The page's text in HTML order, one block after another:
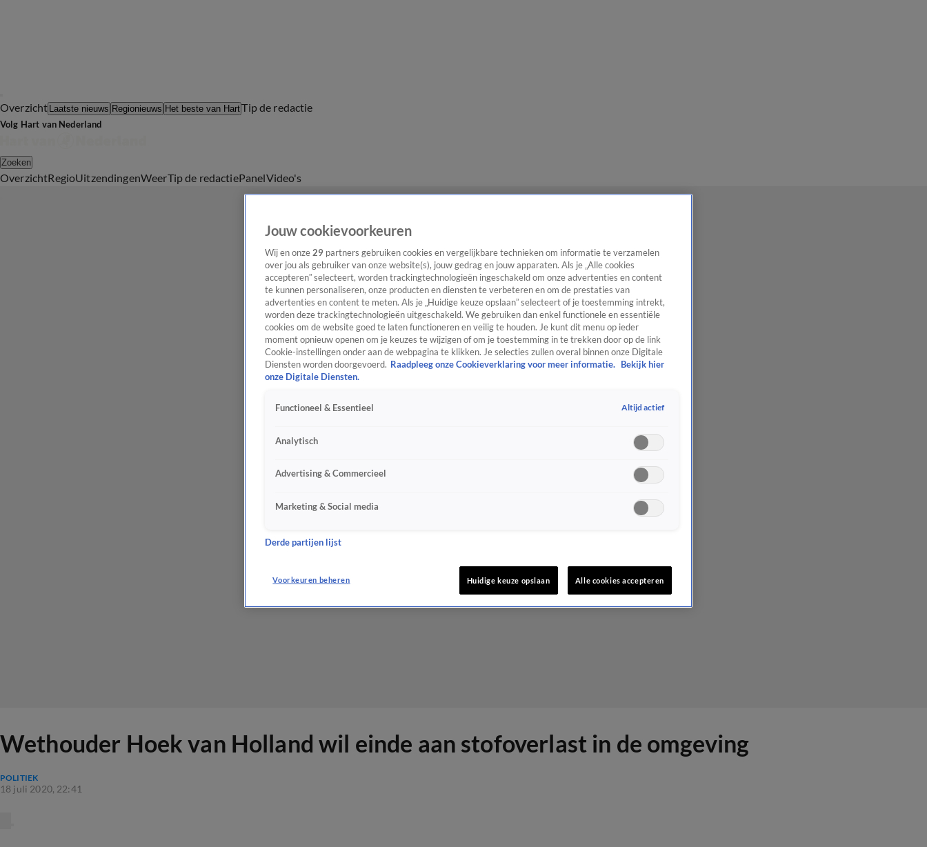
Overzicht Laatste nieuws Regionieuws Het beste van HartTip de redactie
Volg Hart van Nederland
Zoeken
OverzichtRegioUitzendingenWeerTip de redactiePanelVideo's
Wethouder Hoek van Holland wil einde aan stofoverlast in de omgeving
POLITIEK
18 juli 2020, 22:41
Jouw cookievoorkeuren
Wij en onze 29 partners gebruiken cookies en vergelijkbare technieken om informatie te verzamelen
over jou als gebruiker van onze website(s), jouw gedrag en jouw apparaten. Als je „Alle cookies
accepteren” selecteert, worden trackingtechnologieën ingeschakeld om onze advertenties en content
te kunnen personaliseren, onze producten en diensten te verbeteren en om de prestaties van
advertenties en content te meten. Als je „Huidige keuze opslaan” selecteert of je toestemming intrekt,
worden deze trackingtechnologieën uitgeschakeld. We gebruiken dan enkel functionele en essentiële
cookies om de website goed te laten functioneren en veilig te houden. Je kunt dit menu op ieder
moment opnieuw openen om je keuzes te wijzigen of om je toestemming in te trekken door op de link
Cookie-instellingen onder aan de webpagina te klikken. Je selecties zullen overal binnen onze Digitale
Diensten worden doorgevoerd. Raadpleeg onze Cookieverklaring voor meer informatie.
Bekijk hier
onze Digitale Diensten.
Functioneel & Essentieel Altijd actief
Analytisch
Advertising & Commercieel
Marketing & Social media
Derde partijen lijst
Voorkeuren beheren Huidige keuze opslaan Alle cookies accepteren